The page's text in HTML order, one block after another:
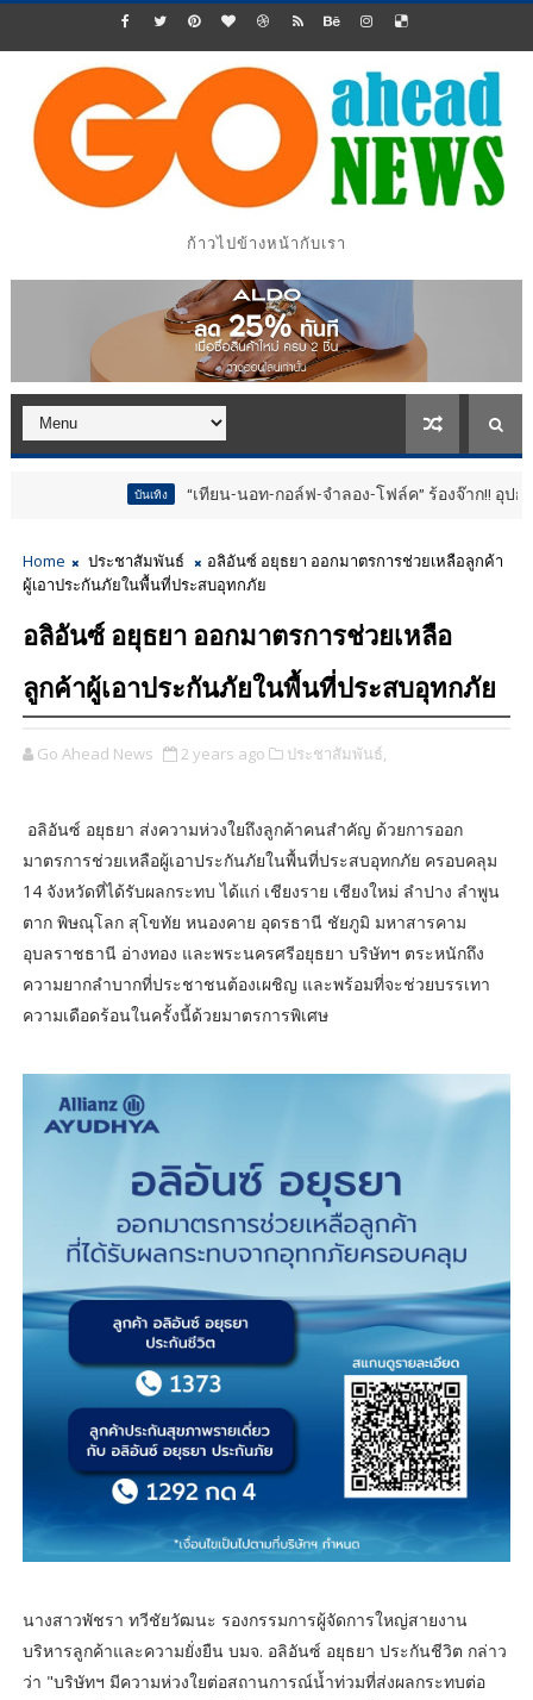
ก้าวไปข้างหน้ากับเรา
“เทียน-นอท-กอล์ฟ-จำลอง-โฟล์ค” ร้องจ๊าก!! อุปกรณ์ม่วนจ
Home ประชาสัมพันธ์
อลิอันซ์ อยุธยา ออกมาตรการช่วยเหลือลูกค้า
ผู้เอาประกันภัยในพื้นที่ประสบอุทกภัย
อลิอันซ์ อยุธยา ออกมาตรการช่วยเหลือ
ลูกค้าผู้เอาประกันภัยในพื้นที่ประสบอุทกภัย
Go Ahead News 2 years ago ประชาสัมพันธ์,
อลิอันซ์ อยุธยา ส่งความห่วงใยถึงลูกค้าคนสำคัญ ด้วยการออก
มาตรการช่วยเหลือผู้เอาประกันภัยในพื้นที่ประสบอุทกภัย ครอบคลุม
14 จังหวัดที่ได้รับผลกระทบ ได้แก่ เชียงราย เชียงใหม่ ลำปาง ลำพูน
ตาก พิษณุโลก สุโขทัย หนองคาย อุดรธานี ชัยภูมิ มหาสารคาม
อุบลราชธานี อ่างทอง และพระนครศรีอยุธยา บริษัทฯ ตระหนักถึง
ความยากลำบากที่ประชาชนต้องเผชิญ และพร้อมที่จะช่วยบรรเทา
ความเดือดร้อนในครั้งนี้ด้วยมาตรการพิเศษ
นางสาวพัชรา ทวีชัยวัฒนะ รองกรรมการผู้จัดการใหญ่สายงาน
บริหารลูกค้าและความยั่งยืน บมจ. อลิอันซ์ อยุธยา ประกันชีวิต กล่าว
ว่า "บริษัทฯ มีความห่วงใยต่อสถานการณ์น้ำท่วมที่ส่งผลกระทบต่อ